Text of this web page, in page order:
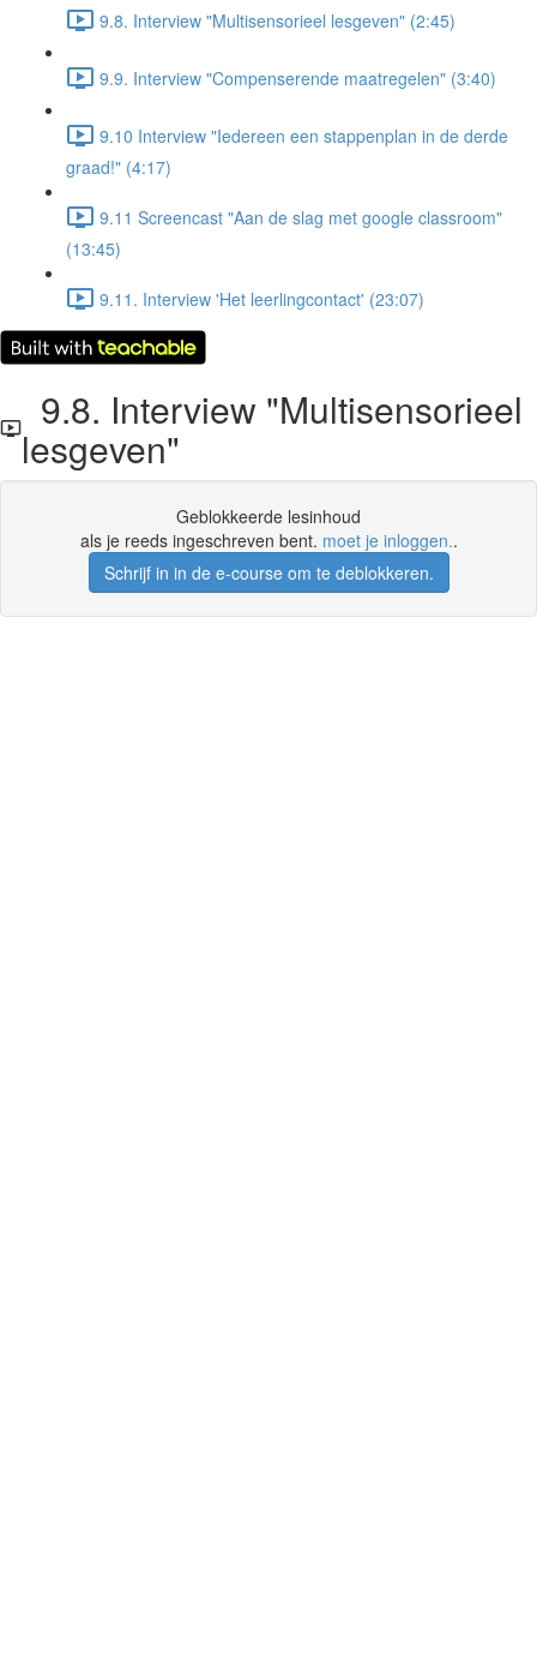
9.8. Interview "Multisensorieel lesgeven" (2:45)
9.9. Interview "Compenserende maatregelen" (3:40)
9.10 Interview "Iedereen een stappenplan in de derde
graad!" (4:17)
9.11 Screencast "Aan de slag met google classroom"
(13:45)
9.11. Interview 'Het leerlingcontact' (23:07)
9.8. Interview "Multisensorieel
lesgeven"
Geblokkeerde lesinhoud
als je reeds ingeschreven bent. moet je inloggen..
Schrijf in in de e-course om te deblokkeren.